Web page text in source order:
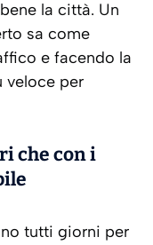
la città. Un
sa come
e facendo la
veloce per
che con i
tutti giorni per